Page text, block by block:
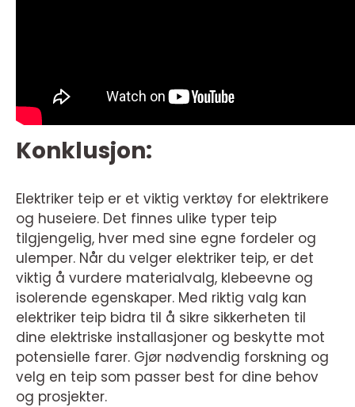
Konklusjon:
Elektriker teip er et viktig verktøy for elektrikere
og huseiere. Det finnes ulike typer teip
tilgjengelig, hver med sine egne fordeler og
ulemper. Når du velger elektriker teip, er det
viktig å vurdere materialvalg, klebeevne og
isolerende egenskaper. Med riktig valg kan
elektriker teip bidra til å sikre sikkerheten til
dine elektriske installasjoner og beskytte mot
potensielle farer. Gjør nødvendig forskning og
velg en teip som passer best for dine behov
og prosjekter.